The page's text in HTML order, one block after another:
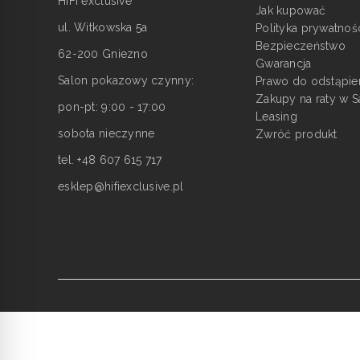
ul. Witkowska 5a
62-200 Gniezno
Salon pokazowy czynny:
pon-pt: 9:00 - 17:00
sobota nieczynne
tel. +48 607 615 717
esklep@hifiexclusive.pl
Jak kupować
Polityka
Bezpieczeństwo
Gwarancja
Prawo do
Zakupy na raty w
Leasing
Zwróć produkt